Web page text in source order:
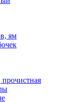
ям
прочистная